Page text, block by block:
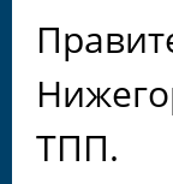
ТПП.